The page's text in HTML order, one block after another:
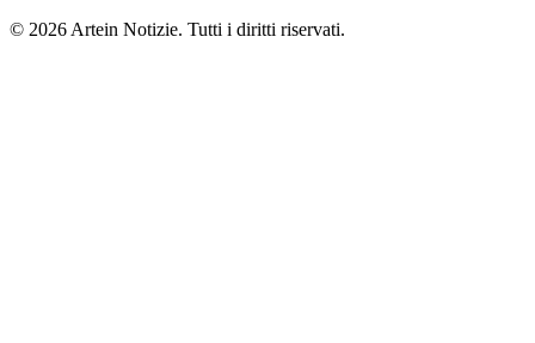
© 2026 Artein Notizie. Tutti i diritti riservati.